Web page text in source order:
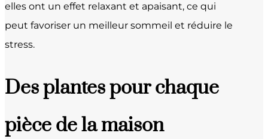
elles ont un effet relaxant et apaisant, ce qui
peut favoriser un meilleur sommeil et réduire le
stress.
Des plantes pour chaque
pièce de la maison